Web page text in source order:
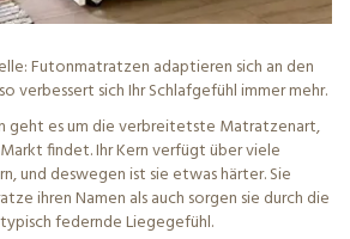
Futonmatratzen adaptieren sich an den
verbessert sich Ihr Schlafgefühl immer mehr.
geht es um die verbreitetste Matratzenart,
findet. Ihr Kern verfügt über viele
und deswegen ist sie etwas härter. Sie
ihren Namen als auch sorgen sie durch die
federnde Liegegefühl.